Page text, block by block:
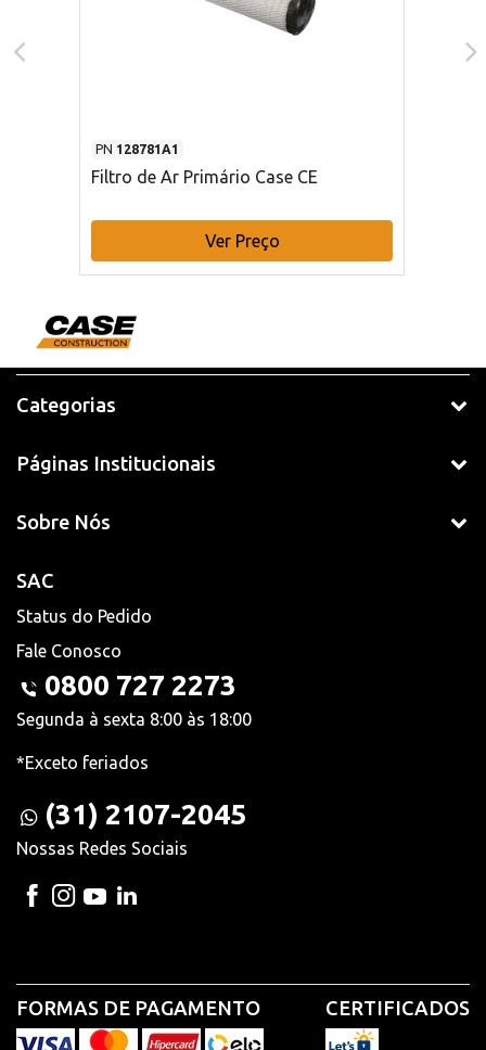
PN 128781A1
Filtro de Ar Primário Case CE
Ver Preço
Categorias
Páginas Institucionais
Sobre Nós
SAC
Status do Pedido
Fale Conosco
0800 727 2273
Segunda à sexta 8:00 às 18:00
*Exceto feriados
(31) 2107-2045
Nossas Redes Sociais
FORMAS DE PAGAMENTO CERTIFICADOS